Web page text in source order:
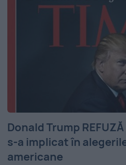
Donald Trump
s-a implicat în
americane